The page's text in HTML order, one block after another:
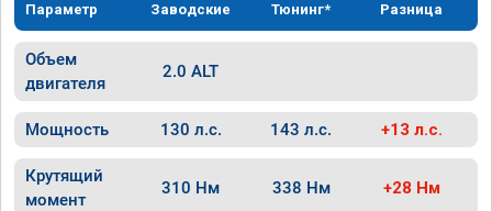
Параметр Заводские Тюнинг* Разница
Объем
двигателя
2.0 ALT
Мощность 130 л.с. 143 л.с. +13 л.с.
Крутящий
момент
310 Нм 338 Нм +28 Нм